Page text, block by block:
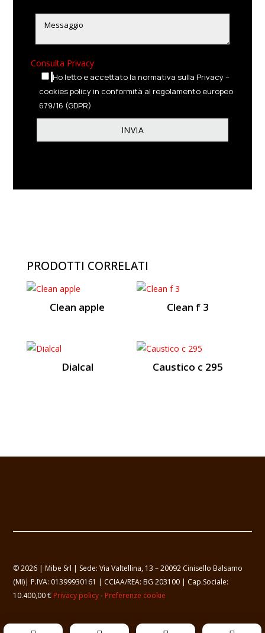
Consulta Privacy
Ho letto e accettato la normativa sulla Privacy –
cookies policy in conformità al regolamento europeo
679/16 (GDPR)
PRODOTTI CORRELATI
Clean apple Clean f 3
Dialcal Caustico c 295
© 2026 | Mibe Srl | Sede: Via Valtellina, 13 – 20092 Cinisello Balsamo
(MI)| P.IVA: 01399930161 | CCIAA/REA: BG 203100 | Cap.Sociale:
10.400,00 € Privacy policy- Preferenze cookie